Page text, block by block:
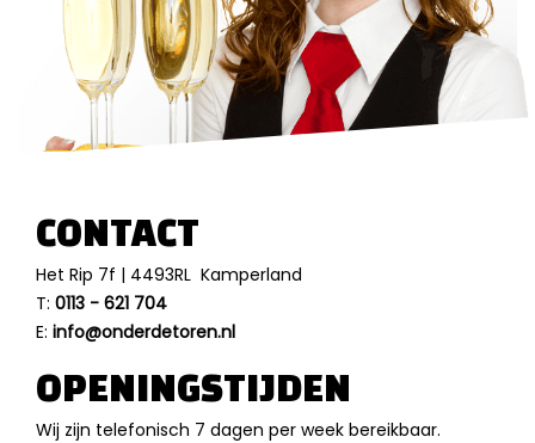
CONTACT
Het Rip 7f | 4493RL Kamperland
T: 0113 - 621 704
E: info@onderdetoren.nl
OPENINGSTIJDEN
Wij zijn telefonisch 7 dagen per week bereikbaar.